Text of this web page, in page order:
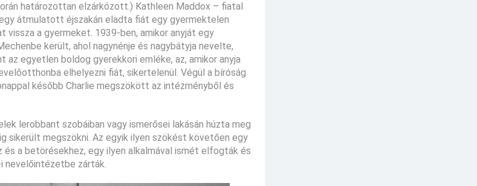
határozottan elzárkózott.) Kathleen Maddox – fiatal
átmulatott éjszakán eladta fiát egy gyermektelen
vissza a gyermeket. 1939-ben, amikor anyját egy
került, ahol nagynénje és nagybátyja nevelte,
egyetlen boldog gyerekkori emléke, az, amikor anyja
elhelyezni fiát, sikertelenül. Végül a bíróság
később Charlie megszökött az intézményből és
lerobbant szobáiban vagy ismerősei lakásán húzta meg
sikerült megszökni. Az egyik ilyen szökést követően egy
a betörésekhez, egy ilyen alkalmával ismét elfogták és
nevelőintézetbe zárták.